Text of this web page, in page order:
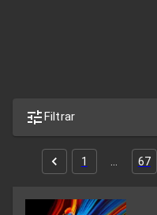
Filtrar
1 67